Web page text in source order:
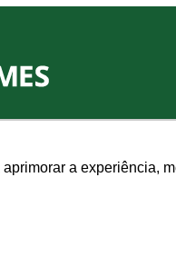
a experiência,
Asa Norte, Brasília/DF